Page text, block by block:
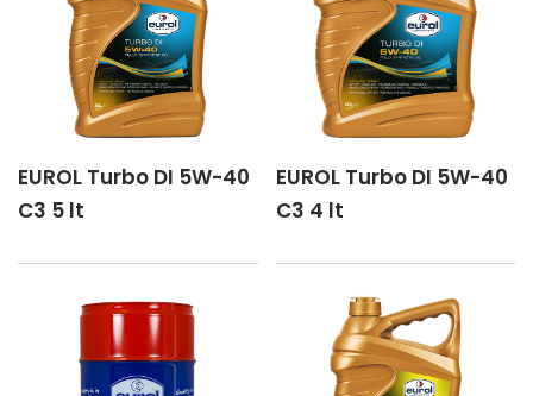
EUROL Turbo DI 5W-40
C3 5 lt
EUROL Turbo DI 5W-40
C3 4 lt